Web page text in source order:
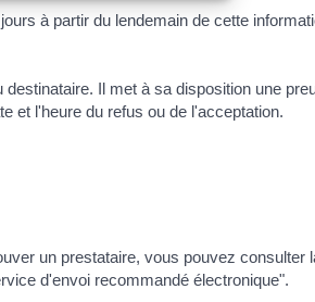
à partir du lendemain de cette
Il met à sa disposition une
et l'heure du refus ou de l'acceptation.
un prestataire, vous pouvez consulter
d'envoi recommandé électronique".